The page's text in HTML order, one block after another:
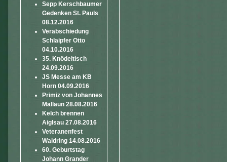
Sepp Kerschbaumer
Gedenken St. Pauls
08.12.2016
Verabschiedung
Schlaipfer Otto
04.10.2016
35. Knödeltisch
24.09.2016
JS Messe am KB
Horn 04.09.2016
Primiz von Johannes
Mallaun 28.08.2016
Kelch brennen
Aiglsau 27.08.2016
Veteranenfest
Waidring 14.08.2016
60. Geburtstag
Johann Grander